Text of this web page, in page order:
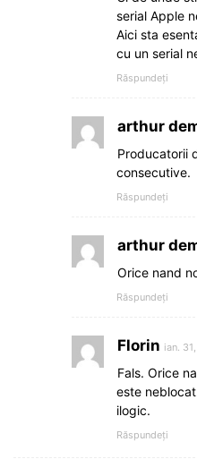
serial Apple
Aici sta
cu un serial
Răspundeți
arthur
Producatorii
consecutive.
Răspundeți
arthur
Orice nand
Răspundeți
Florin ian.
Fals. Orice
este
ilogic.
Răspundeți